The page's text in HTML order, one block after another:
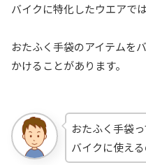
バイクに特化したウエアで
おたふく手袋のアイテムを
かけることがあります。
おたふく手袋
バイクに使える